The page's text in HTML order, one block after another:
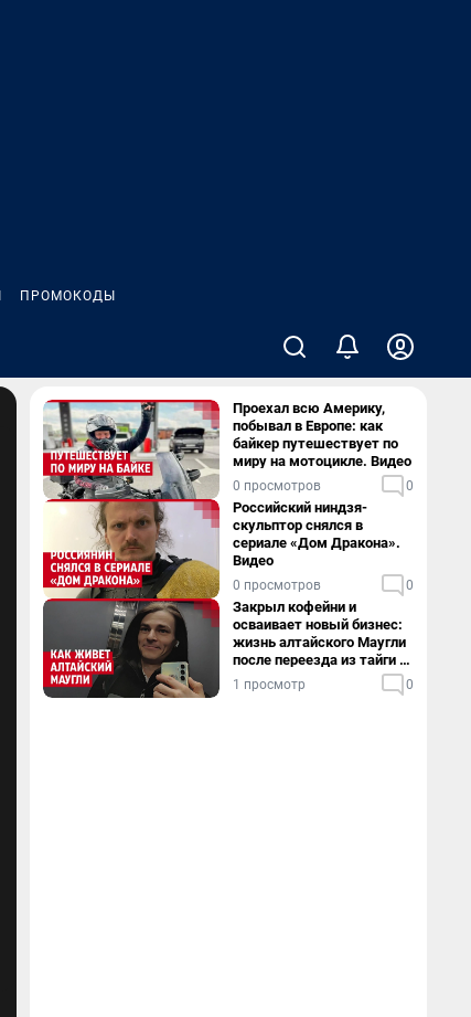
ПРОМОКОДЫ
Проехал всю Америку,
побывал в Европе: как
байкер путешествует по
миру на мотоцикле. Видео
0 просмотров 0
Российский ниндзя-
скульптор снялся в
сериале «Дом Дракона».
Видео
0 просмотров 0
Закрыл кофейни и
осваивает новый бизнес:
жизнь алтайского Маугли
после переезда из тайги в
столицу
1 просмотр 0